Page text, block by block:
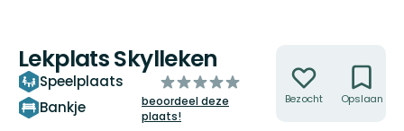
Lekplats Skylleken
Speelplaats
Bankje
van
5
sterren
beoordeel deze
plaats!
Bezocht Opslaan